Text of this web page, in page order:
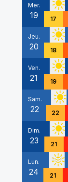
Mer.
19 17
Jeu.
20 18
Ven.
21 19
Sam.
22 22
Dim.
23 21
Lun.
24 21